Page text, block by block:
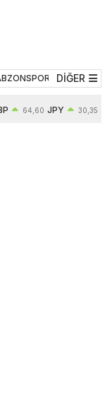
TEKNOLOJİ
DİĞER
64,60 JPY 30,35